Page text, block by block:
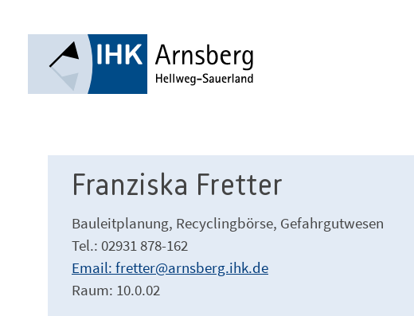
Franziska Fretter
Bauleitplanung, Recyclingbörse, Gefahrgutwesen
Tel.: 02931 878-162
Email: fretter@arnsberg.ihk.de
Raum: 10.0.02